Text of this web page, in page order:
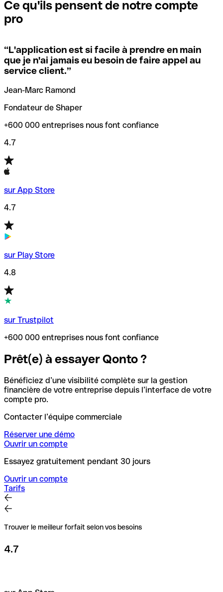
signifie que vous avez le code de l'une des succursales
locales.
Si vous n'êtes pas sûr du code SWIFT que vous devriez
utiliser, nous avons développé un outil de recherche de
codes SWIFT par nom de banque.
vérification/recherche de codes SWIFT. Ainsi, vous pouvez
trouver et vérifier vos codes SWIFT avant de réaliser vos
transferts d’argent.
Ce qu'ils pensent de notre compte
pro
“L'application est si facile à prendre en main
que je n'ai jamais eu besoin de faire appel au
service client.”
Jean-Marc Ramond
Fondateur de Shaper
+600 000 entreprises nous font confiance
4.7
sur App Store
4.7
sur Play Store
4.8
sur Trustpilot
+600 000 entreprises nous font confiance
Prêt(e) à essayer Qonto ?
Bénéficiez d’une visibilité complète sur la gestion
financière de votre entreprise depuis l’interface de votre
compte pro.
Contacter l’équipe commerciale
Réserver une démo
Ouvrir un compte
Essayez gratuitement pendant 30 jours
Ouvrir un compte
Tarifs
Trouver le meilleur forfait selon vos besoins
4.7